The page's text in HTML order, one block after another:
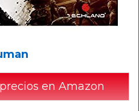
en Amazon